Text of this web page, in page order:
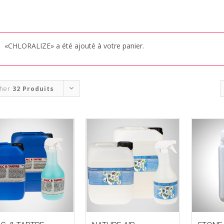
«CHLORALIZE» a été ajouté à votre panier.
32 Produits